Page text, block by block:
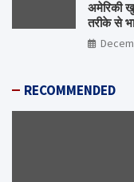
अमेरिकी
तरीके से
RECOMMENDED